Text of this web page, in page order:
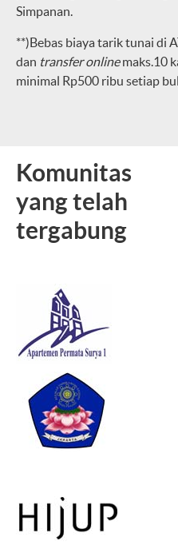
Simpanan.
**)Bebas biaya tarik tunai di
dan transfer onlinemaks.10
minimal Rp500 ribu setiap
Komunitas
yang telah
tergabung